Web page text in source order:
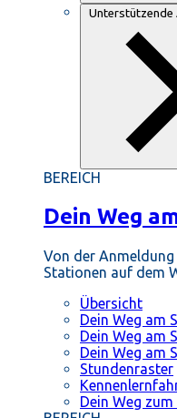
Unterstützende
BEREICH
Dein Weg
Von der
Stationen auf dem
Übersicht
Dein Weg am
Dein Weg am
Dein Weg am
Stundenraster
Dein Weg zum